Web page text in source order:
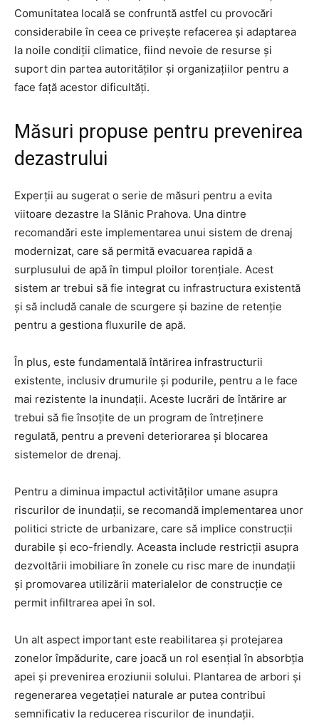
Comunitatea locală se confruntă astfel cu provocări
considerabile în ceea ce privește refacerea și adaptarea
la noile condiții climatice, fiind nevoie de resurse și
suport din partea autorităților și organizațiilor pentru a
face față acestor dificultăți.
Măsuri propuse pentru prevenirea
dezastrului
Experții au sugerat o serie de măsuri pentru a evita
viitoare dezastre la Slănic Prahova. Una dintre
recomandări este implementarea unui sistem de drenaj
modernizat, care să permită evacuarea rapidă a
surplusului de apă în timpul ploilor torențiale. Acest
sistem ar trebui să fie integrat cu infrastructura existentă
și să includă canale de scurgere și bazine de retenție
pentru a gestiona fluxurile de apă.
În plus, este fundamentală întărirea infrastructurii
existente, inclusiv drumurile și podurile, pentru a le face
mai rezistente la inundații. Aceste lucrări de întărire ar
trebui să fie însoțite de un program de întreținere
regulată, pentru a preveni deteriorarea și blocarea
sistemelor de drenaj.
Pentru a diminua impactul activităților umane asupra
riscurilor de inundații, se recomandă implementarea unor
politici stricte de urbanizare, care să implice construcții
durabile și eco-friendly. Aceasta include restricții asupra
dezvoltării imobiliare în zonele cu risc mare de inundații
și promovarea utilizării materialelor de construcție ce
permit infiltrarea apei în sol.
Un alt aspect important este reabilitarea și protejarea
zonelor împădurite, care joacă un rol esențial în absorbția
apei și prevenirea eroziunii solului. Plantarea de arbori și
regenerarea vegetației naturale ar putea contribui
semnificativ la reducerea riscurilor de inundații.